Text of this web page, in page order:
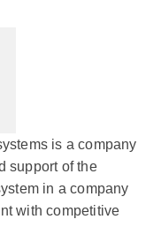
is a company
support of the
in a company
with competitive